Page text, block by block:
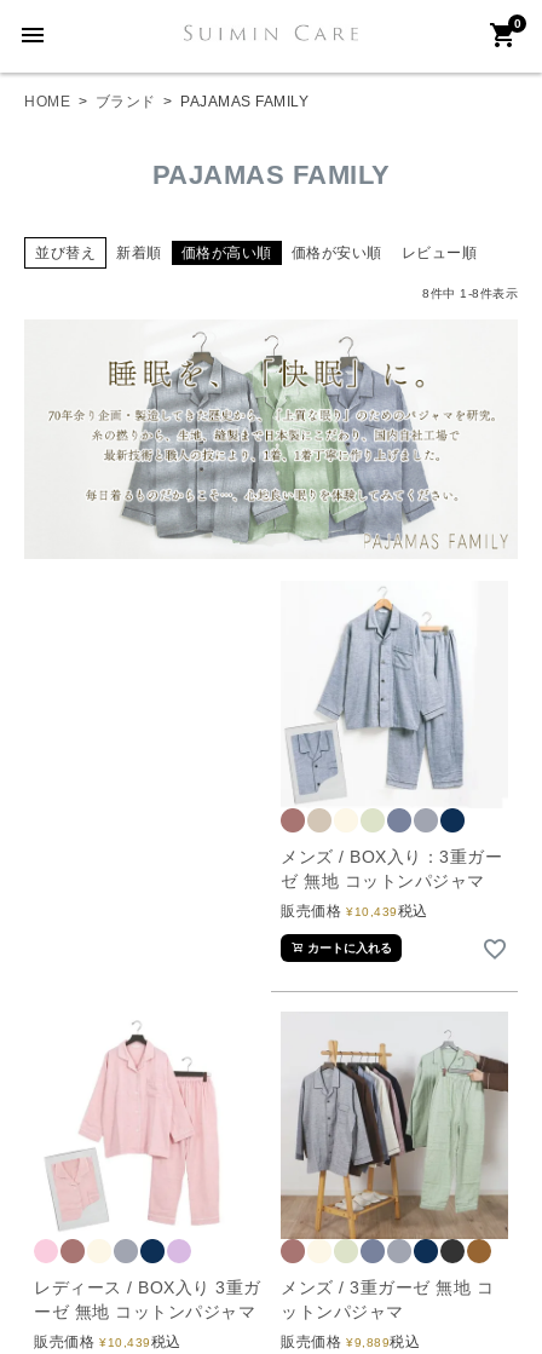
menu 0
shopping_cart
HOME ブランド PAJAMAS FAMILY
PAJAMAS FAMILY
並び替え 新着順 価格が高い順 価格が安い順 レビュー順
8件中 1 -8件表示
メンズ / BOX入り：3重ガー
ゼ 無地 コットンパジャマ
販売価格 ¥10,439税込
カートに入れる
レディース / BOX入り 3重ガ
ーゼ 無地 コットンパジャマ
販売価格 ¥10,439税込
メンズ / 3重ガーゼ 無地 コ
ットンパジャマ
販売価格 ¥9,889税込